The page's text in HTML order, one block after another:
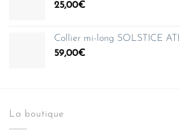
25,00€
Collier mi-long SOLSTICE
59,00€
La boutique